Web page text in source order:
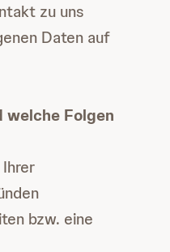
zu uns
Daten auf
welche Folgen
bzw. eine